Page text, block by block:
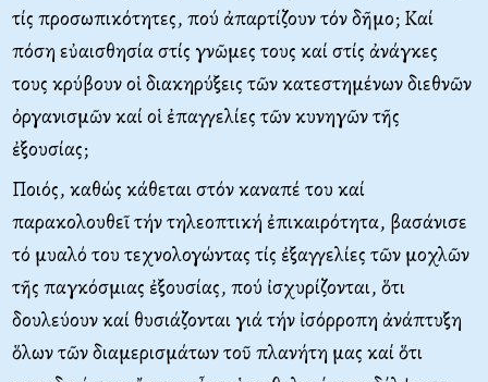
τίς προσωπικότητες, πού ἀπαρτίζουν τόν δῆμο; Καί
πόση εὐαισθησία στίς γνῶμες τους καί στίς ἀνάγκες
τους κρύβουν οἱ διακηρύξεις τῶν κατεστημένων διεθνῶν
ὀργανισμῶν καί οἱ ἐπαγγελίες τῶν κυνηγῶν τῆς
ἐξουσίας;
Ποιός, καθώς κάθεται στόν καναπέ του καί
παρακολουθεῖ τήν τηλεοπτική ἐπικαιρότητα, βασάνισε
τό μυαλό του τεχνολογώντας τίς ἐξαγγελίες τῶν μοχλῶν
τῆς παγκόσμιας ἐξουσίας, πού ἰσχυρίζονται, ὅτι
δουλεύουν καί θυσιάζονται γιά τήν ἰσόρροπη ἀνάπτυξη
ὅλων τῶν διαμερισμάτων τοῦ πλανήτη μας καί ὅτι